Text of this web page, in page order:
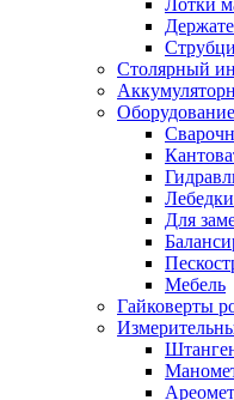
Лотки
Столярный
Оборудование
Лебедки
Для
Мебель
Гайковерты